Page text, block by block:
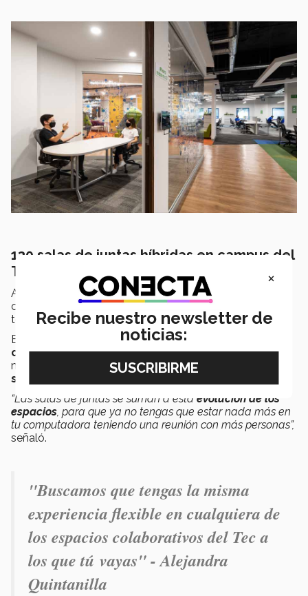
130 salas de juntas híbridas en campus del
Tec
Además de lassalas de juntas tradicionales
cuenta con
más de 130 salas de juntas híbridas
todo el país.
Estos espacios cuentan contecnología como
cámaras, micrófonos, pantallasy el equipo
necesario para tener mejores experiencias durante las
sesiones remotas/presenciales
“Las salas de juntas se suman a esta evolución de los
espacios , para que ya no tengas que estar nada más en
tu computadora teniendo una reunión con más personas”,
señaló.
"Buscamos que tengas la misma
experiencia flexible en cualquiera de
los espacios colaborativos del Tec a
los que tú vayas" - Alejandra
Quintanilla
×
Recibe nuestro newsletter de
noticias: